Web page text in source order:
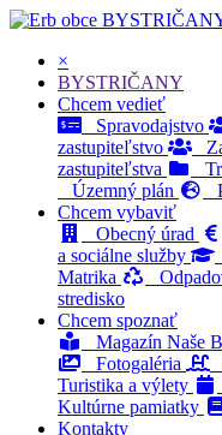
×
BYSTRIČANY
Chcem vedieť
Spravodajstvo
zastupiteľstvo
zastupiteľstva
Územný plán
Chcem vybaviť
Obecný úrad
a sociálne služby
Matrika
stredisko
Chcem spoznať
Magazín Naše
Fotogaléria
Turistika a výlety
Kultúrne pamiatky
Kontakty